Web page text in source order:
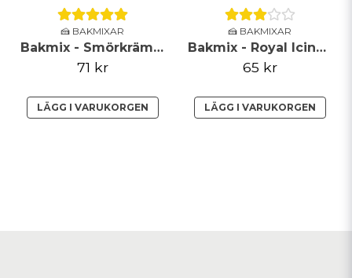
🍰 BAKMIXAR
Bakmix - Smörkräm - 500g
71 kr
LÄGG I VARUKORGEN
🍰 BAKMIXAR
Bakmix - Royal Icing - FunCakes
65 kr
LÄGG I VARUKORGEN